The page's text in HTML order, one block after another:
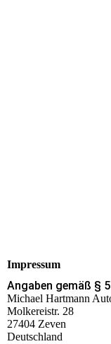
Impressum
Angaben gemäß §
Michael Hartmann
Molkereistr. 28
27404 Zeven
Deutschland